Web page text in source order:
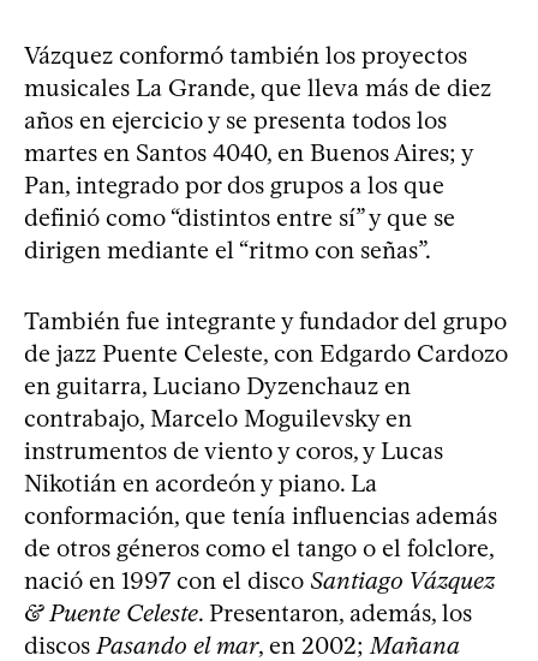
Vázquez conformó también los proyectos
musicales La Grande, que lleva más de diez
años en ejercicio y se presenta todos los
martes en Santos 4040, en Buenos Aires; y
Pan, integrado por dos grupos a los que
definió como “distintos entre sí” y que se
dirigen mediante el “ritmo con señas”.
También fue integrante y fundador del grupo
de jazz Puente Celeste, con Edgardo Cardozo
en guitarra, Luciano Dyzenchauz en
contrabajo, Marcelo Moguilevsky en
instrumentos de viento y coros, y Lucas
Nikotián en acordeón y piano. La
conformación, que tenía influencias además
de otros géneros como el tango o el folclore,
nació en 1997 con el disco Santiago Vázquez
& Puente Celeste. Presentaron, además, los
discos Pasando el mar, en 2002; Mañana